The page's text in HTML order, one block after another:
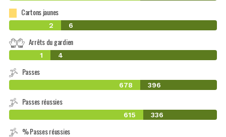
Cartons jaunes
2 6
Arrêts du gardien
1 4
Passes
678 396
Passes réussies
615 336
% Passes réussies